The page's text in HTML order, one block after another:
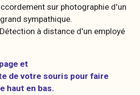
sur photographie d'un
sympathique.
à distance d'un employé
et
de votre souris pour faire
haut en bas.